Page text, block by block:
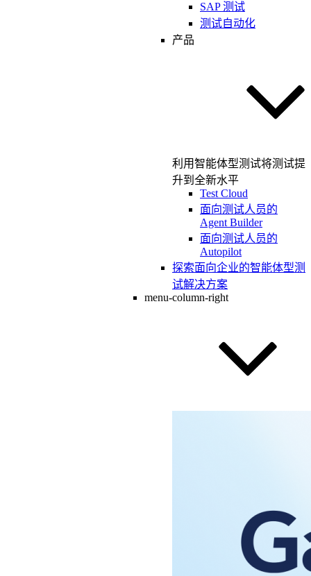
SAP 测试
测试自动化
产品
利用智能体型测试将测试提
升到全新水平
Test Cloud
面向测试人员的
Agent Builder
面向测试人员的
Autopilot
探索面向企业的智能体型测
试解决方案
menu-column-right